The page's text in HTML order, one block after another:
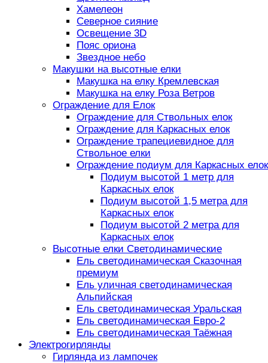
Хамелеон
Северное сияние
Освещение 3D
Пояс ориона
Звездное небо
Макушки на высотные елки
Макушка на елку Кремлевская
Макушка на елку Роза Ветров
Ограждение для Елок
Ограждение для Ствольных елок
Ограждение для Каркасных елок
Ограждение трапециевидное для
Ствольное елки
Ограждение подиум для Каркасных елок
Подиум высотой 1 метр для
Каркасных елок
Подиум высотой 1,5 метра для
Каркасных елок
Подиум высотой 2 метра для
Каркасных елок
Высотные елки Светодинамические
Ель светодинамическая Сказочная
премиум
Ель уличная светодинамическая
Альпийская
Ель светодинамическая Уральская
Ель светодинамическая Евро-2
Ель светодинамическая Таёжная
Электрогирлянды
Гирлянда из лампочек